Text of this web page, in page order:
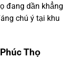
đang dần khẳng
chú ý tại khu
Thọ